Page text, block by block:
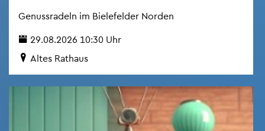
Ge­nuss­ra­deln im Bie­le­fel­der Nor­den
29.08.2026 10:30 Uhr
Altes Rat­haus